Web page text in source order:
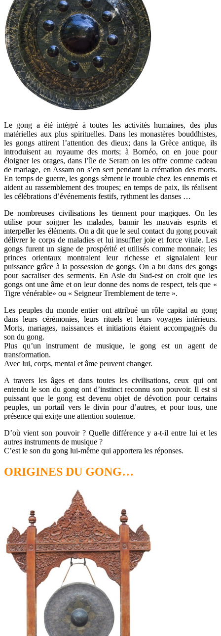
Le gong a été intégré à toutes les activités humaines, des plus
matérielles aux plus spirituelles. Dans les monastères bouddhistes,
les gongs attirent l’attention des dieux; dans la Grèce antique, ils
introduisent au royaume des morts; à Bornéo, on en joue pour
éloigner les orages, dans l’île de Seram on les offre comme cadeau
de mariage, en Assam on s’en sert pendant la crémation des morts.
En temps de guerre, les gongs sèment le trouble chez les ennemis et
aident au rassemblement des troupes; en temps de paix, ils réalisent
les célébrations d’événements festifs, rythment les danses …
De nombreuses civilisations les tiennent pour magiques. On les
utilise pour soigner les malades, bannir les mauvais esprits et
interpeller les éléments. On a dit que le seul contact du gong pouvait
délivrer le corps de maladies et lui insuffler joie et force vitale. Les
gongs furent un signe de prospérité et utilisés comme monnaie; les
princes orientaux montraient leur richesse et signalaient leur
puissance grâce à la possession de gongs. On a bu dans des gongs
pour sacraliser des serments. En Asie du Sud-est on croit que les
gongs ont une âme et on leur donne des noms de respect, tels que «
Tigre vénérable» ou « Seigneur Tremblement de terre ».
Les peuples du monde entier ont attribué un rôle capital au gong
dans leurs cérémonies, leurs rituels et leurs voyages intérieurs.
Morts, mariages, naissances et initiations étaient accompagnés du
son du gong.
Plus qu’un instrument de musique, le gong est un agent de
transformation.
Avec lui, corps, mental et âme peuvent changer.
A travers les âges et dans toutes les civilisations, ceux qui ont
entendu le son du gong ont d’instinct reconnu son pouvoir. Il est si
puissant que le gong est devenu objet de dévotion pour certains
peuples, un portail vers le divin pour d’autres, et pour tous, une
présence qui exige une attention soutenue.
D’où vient son pouvoir ? Quelle différence y a-t-il entre lui et les
autres instruments de musique ?
C’est le son du gong lui-même qui apportera les réponses.
ORIGINES DU GONG…